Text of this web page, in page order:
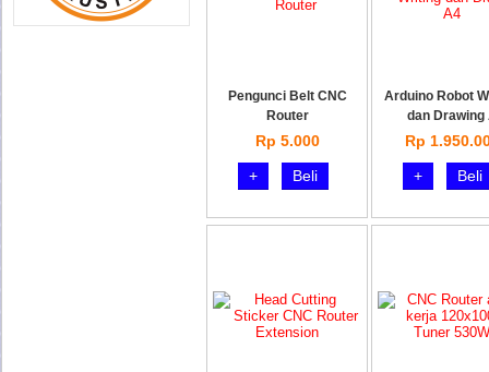
Pengunci Belt CNC
Router
Rp 5.000
+
Beli
Arduino Robot
dan Drawing
Rp
+
Beli